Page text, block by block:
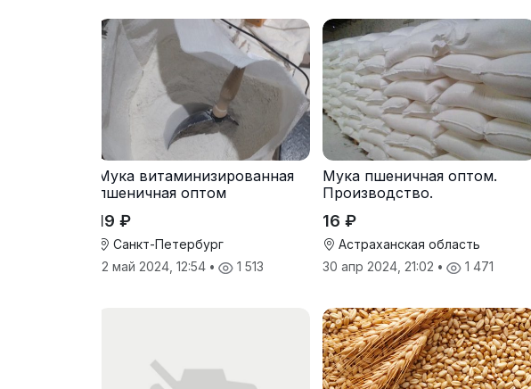
Мука витаминизированная
пшеничная оптом
19 ₽
Санкт-Петербург
12 май 2024, 12:54 • 1 513
Мука пшеничная оптом.
Производство.
16 ₽
Астраханская область
30 апр 2024, 21:02 • 1 471